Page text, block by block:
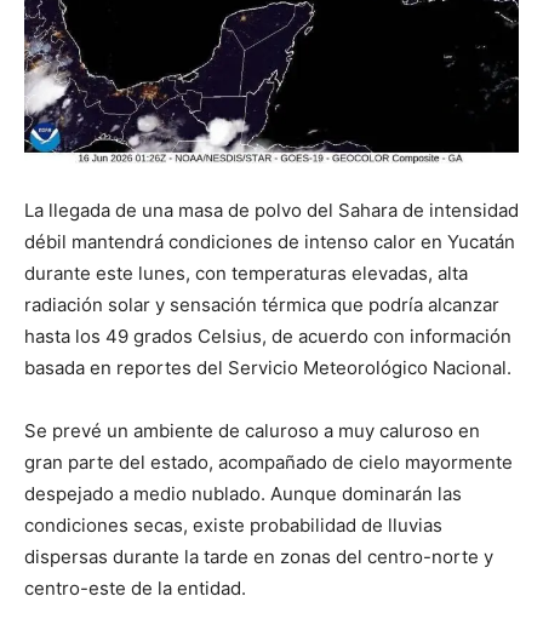
La llegada de una masa de polvo del Sahara de intensidad
débil mantendrá condiciones de intenso calor en Yucatán
durante este lunes, con temperaturas elevadas, alta
radiación solar y sensación térmica que podría alcanzar
hasta los 49 grados Celsius, de acuerdo con información
basada en reportes del Servicio Meteorológico Nacional.
Se prevé un ambiente de caluroso a muy caluroso en
gran parte del estado, acompañado de cielo mayormente
despejado a medio nublado. Aunque dominarán las
condiciones secas, existe probabilidad de lluvias
dispersas durante la tarde en zonas del centro-norte y
centro-este de la entidad.